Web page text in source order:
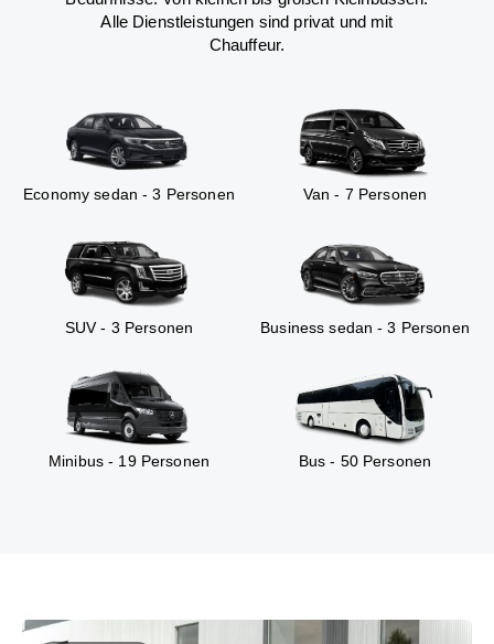
Alle Dienstleistungen sind privat und mit
Chauffeur.
Economy sedan - 3 Personen Van - 7 Personen
SUV - 3 Personen Business sedan - 3 Personen
Minibus - 19 Personen Bus - 50 Personen